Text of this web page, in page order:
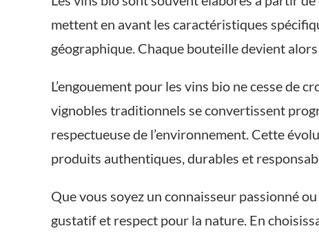
mettent en avant les caractéristiques
géographique. Chaque bouteille devient
L’engouement pour les vins bio ne cesse de
vignobles traditionnels se convertissent
respectueuse de l’environnement. Cette
produits authentiques, durables et
Que vous soyez un connaisseur passionné
gustatif et respect pour la nature. En